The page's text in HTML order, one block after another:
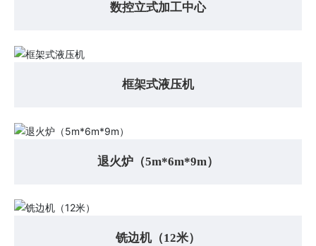
数控立式加工中心
框架式液压机
退火炉（5m*6m*9m）
铣边机（12米）